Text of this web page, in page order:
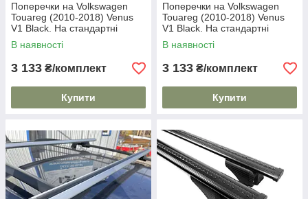
Поперечки на Volkswagen
Touareg (2010-2018) Venus
V1 Black. На стандартні
рейлінги. Без замка. Чорні
В наявності
3 133 ₴/комплект
Купити
Поперечки на Volkswagen
Touareg (2010-2018) Venus
V1 Black. На стандартні
рейлінги. Без замка. Чорні
В наявності
3 133 ₴/комплект
Купити